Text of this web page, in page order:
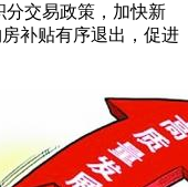
分交易政策，加快新
补贴有序退出，促进